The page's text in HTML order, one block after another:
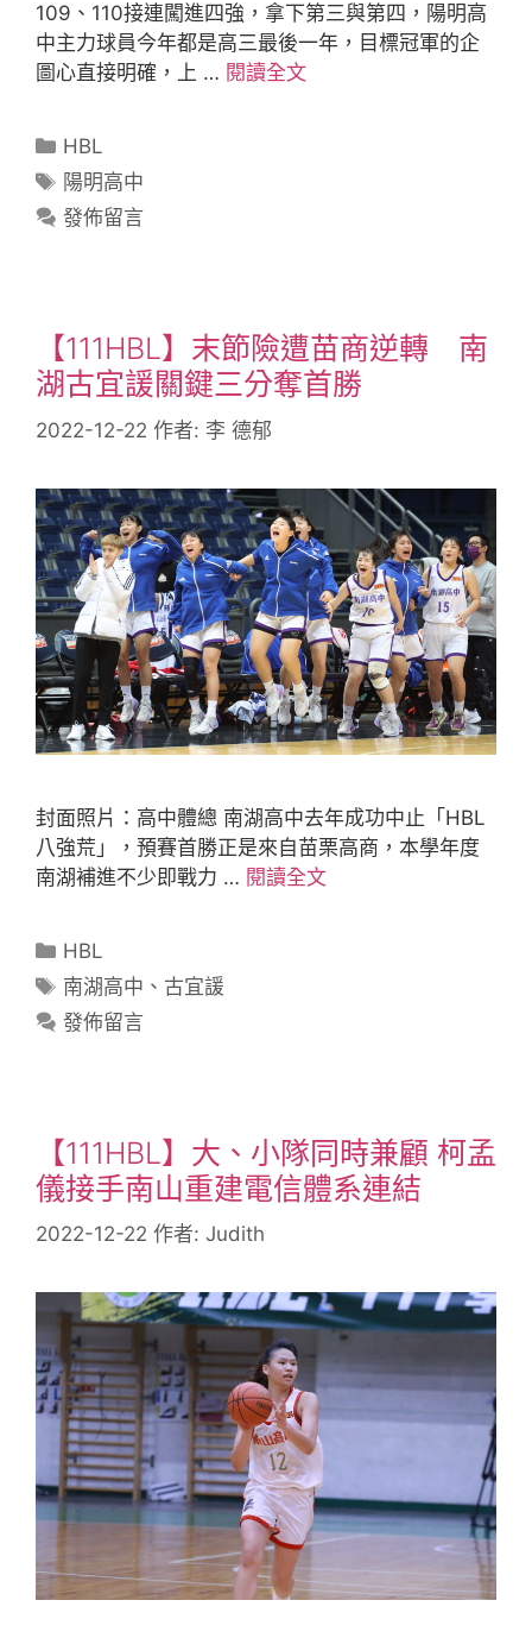
109、110接連闖進四強，拿下第三與第四，陽明高
中主力球員今年都是高三最後一年，目標冠軍的企
圖心直接明確，上 … 閱讀全文
HBL
陽明高中
發佈留言
【111HBL】末節險遭苗商逆轉 南
湖古宜諼關鍵三分奪首勝
2022-12-22 作者: 李 德郁
封面照片：高中體總 南湖高中去年成功中止「HBL
八強荒」，預賽首勝正是來自苗栗高商，本學年度
南湖補進不少即戰力 … 閱讀全文
HBL
南湖高中 、 古宜諼
發佈留言
【111HBL】大、小隊同時兼顧 柯孟
儀接手南山重建電信體系連結
2022-12-22 作者: Judith